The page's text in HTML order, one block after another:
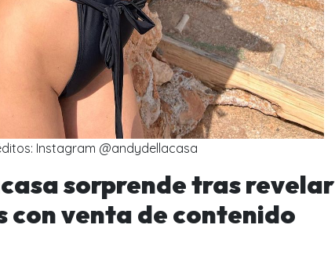
Instagram @andydellacasa
sorprende tras revelar
con venta de contenido